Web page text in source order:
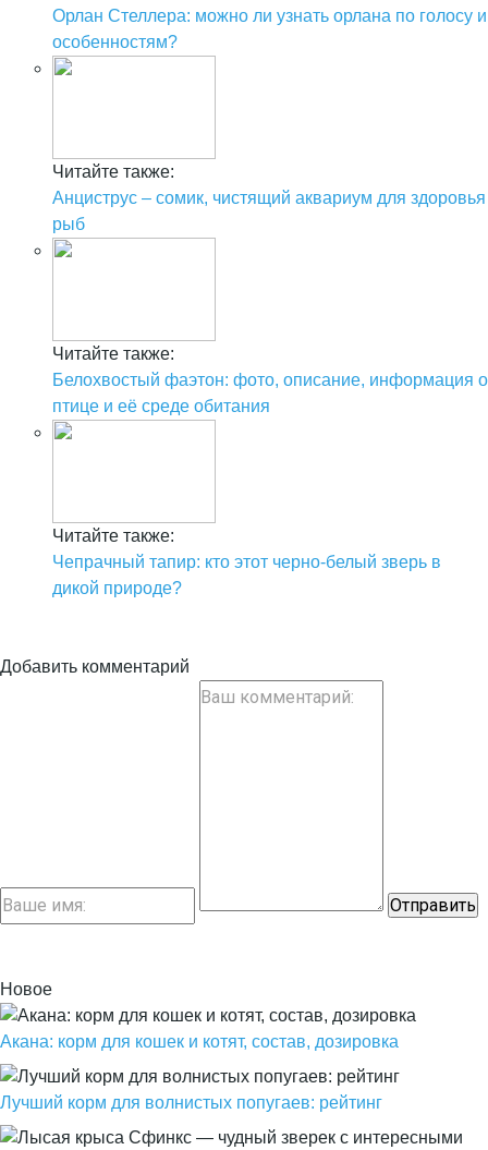
Орлан Стеллера: можно ли узнать орлана по голосу и
особенностям?
Читайте также:
Анциструс – сомик, чистящий аквариум для здоровья
рыб
Читайте также:
Белохвостый фаэтон: фото, описание, информация о
птице и её среде обитания
Читайте также:
Чепрачный тапир: кто этот черно-белый зверь в
дикой природе?
Добавить комментарий
Новое
Акана: корм для кошек и котят, состав, дозировка
Лучший корм для волнистых попугаев: рейтинг